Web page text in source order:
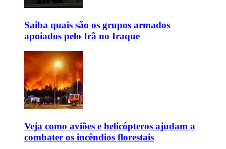
Saiba quais são os grupos armados
apoiados pelo Irã no Iraque
Veja como aviões e helicópteros ajudam a
combater os incêndios florestais